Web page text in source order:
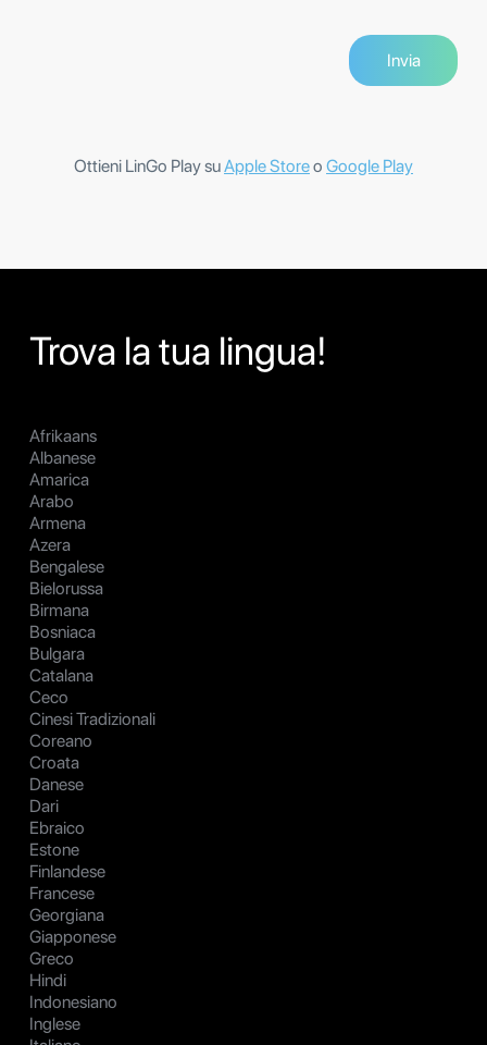
Ottieni LinGo Play suApple Storeo Google Play
Trova la tua lingua!
Afrikaans
Albanese
Amarica
Arabo
Armena
Azera
Bengalese
Bielorussa
Birmana
Bosniaca
Bulgara
Catalana
Ceco
Cinesi Tradizionali
Coreano
Croata
Danese
Dari
Ebraico
Estone
Finlandese
Francese
Georgiana
Giapponese
Greco
Hindi
Indonesiano
Inglese